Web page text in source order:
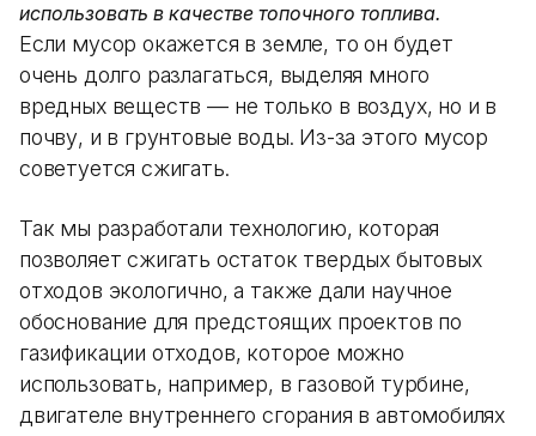
использовать в качестве топочного топлива.
Если мусор окажется в земле, то он будет
очень долго разлагаться, выделяя много
вредных веществ — не только в воздух, но и в
почву, и в грунтовые воды. Из-за этого мусор
советуется сжигать.
Так мы разработали технологию, которая
позволяет сжигать остаток твердых бытовых
отходов экологично, а также дали научное
обоснование для предстоящих проектов по
газификации отходов, которое можно
использовать, например, в газовой турбине,
двигателе внутреннего сгорания в автомобилях